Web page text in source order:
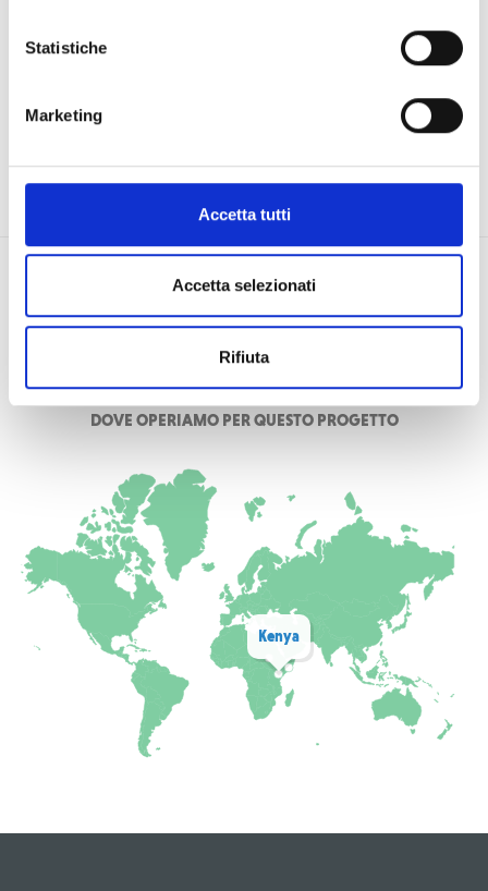
Statistiche
Marketing
Accetta tutti
Accetta selezionati
Rifiuta
meccanismi per la mediazione dei conflitti legati
DOVE OPERIAMO PER QUESTO PROGETTO
Kenya